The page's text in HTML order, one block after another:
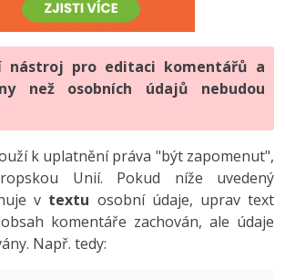
CSS3, Bootstrap, SEO
databáze
a verzování
návrhové vzory
/ CSS
návrhové vzory
MariaDB
mobilních aplikací
developer
administrátor
-80%
-80%
-80%
-80%
-80%
gramotnost
-80%
Illustrator -80%
Lightroom
XD
InDesign -25%
After Effects
nástroj pro editaci komentářů a
než osobních údajů nebudou
k uplatnění práva "být zapomenut",
Unií. Pokud níže uvedený
v textu osobní údaje, uprav text
komentáře zachován, ale údaje
Např. tedy: